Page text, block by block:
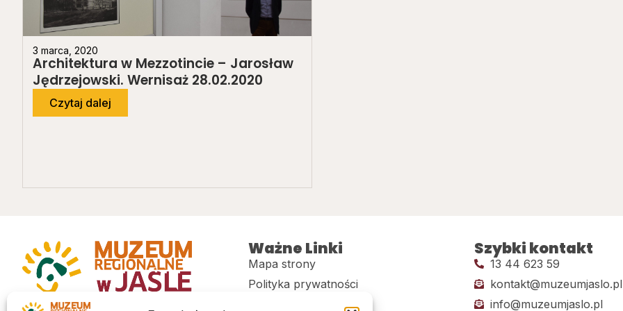
3 marca, 2020
Architektura w Mezzotincie – Jarosław
Jędrzejowski. Wernisaż 28.02.2020
Czytaj dalej
Muzeum regionalne w Jaśle im. dr.
Ważne Linki
Mapa strony
Polityka prywatności
Szybki kontakt
13 44 623 59
kontakt@muzeumjaslo.pl
info@muzeumjaslo.pl